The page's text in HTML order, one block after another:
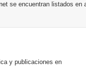
se encuentran listados en
y publicaciones en